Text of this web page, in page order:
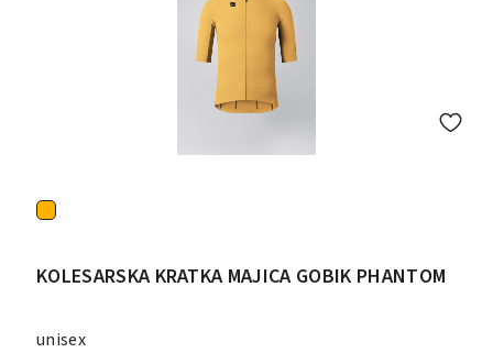
KOLESARSKA KRATKA MAJICA GOBIK PHANTOM
unisex